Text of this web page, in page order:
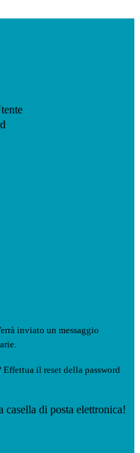
inviato un messaggio
il reset della password
di posta elettronica!